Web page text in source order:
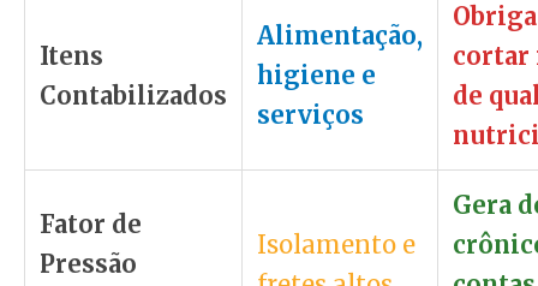
Itens
Contabilizados
Alimentação,
higiene e
serviços
cortar
de
Fator de
Pressão
Isolamento e
Gera